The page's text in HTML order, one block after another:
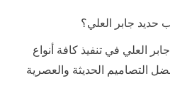
حديد جابر العلي؟
العلي في تنفيذ كافة أنواع
التصاميم الحديثة والعصرية